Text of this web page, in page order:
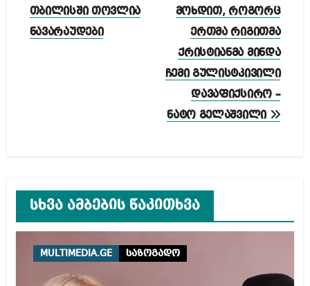
ნავიგაცია
თბილისში თოვლია
ნავარაუდები
მოხდით, როგორც
ერთმა რიგითმა
ქრისტიანმა მინდა
ჩემი გულისტკივილი
დავაფიქსირო –
ნატო გელაშვილი
სხვა ამბების წაკითხვა
MULTIMEDIA.GE საზოგადო